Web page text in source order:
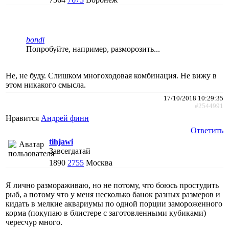
bondi
Попробуйте, например, разморозить...
Не, не буду. Слишком многоходовая комбинация. Не вижу в
этом никакого смысла.
17/10/2018 10:29:35
#2544991
Нравится Андрей финн
Ответить
tihjawi
Завсегдатай
1890 2755 Москва
Я лично размораживаю, но не потому, что боюсь простудить
рыб, а потому что у меня несколько банок разных размеров и
кидать в мелкие аквариумы по одной порции замороженного
корма (покупаю в блистере с заготовленными кубиками)
чересчур много.